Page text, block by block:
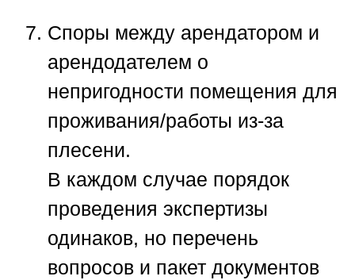
Споры между арендатором и
арендодателем о
непригодности помещения для
проживания/работы из-за
плесени.
В каждом случае порядок
проведения экспертизы
одинаков, но перечень
вопросов и пакет документов